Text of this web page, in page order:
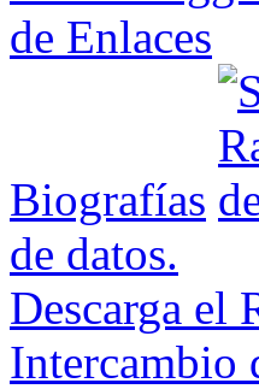
Biografías
de datos.
Descarga el
Intercambio